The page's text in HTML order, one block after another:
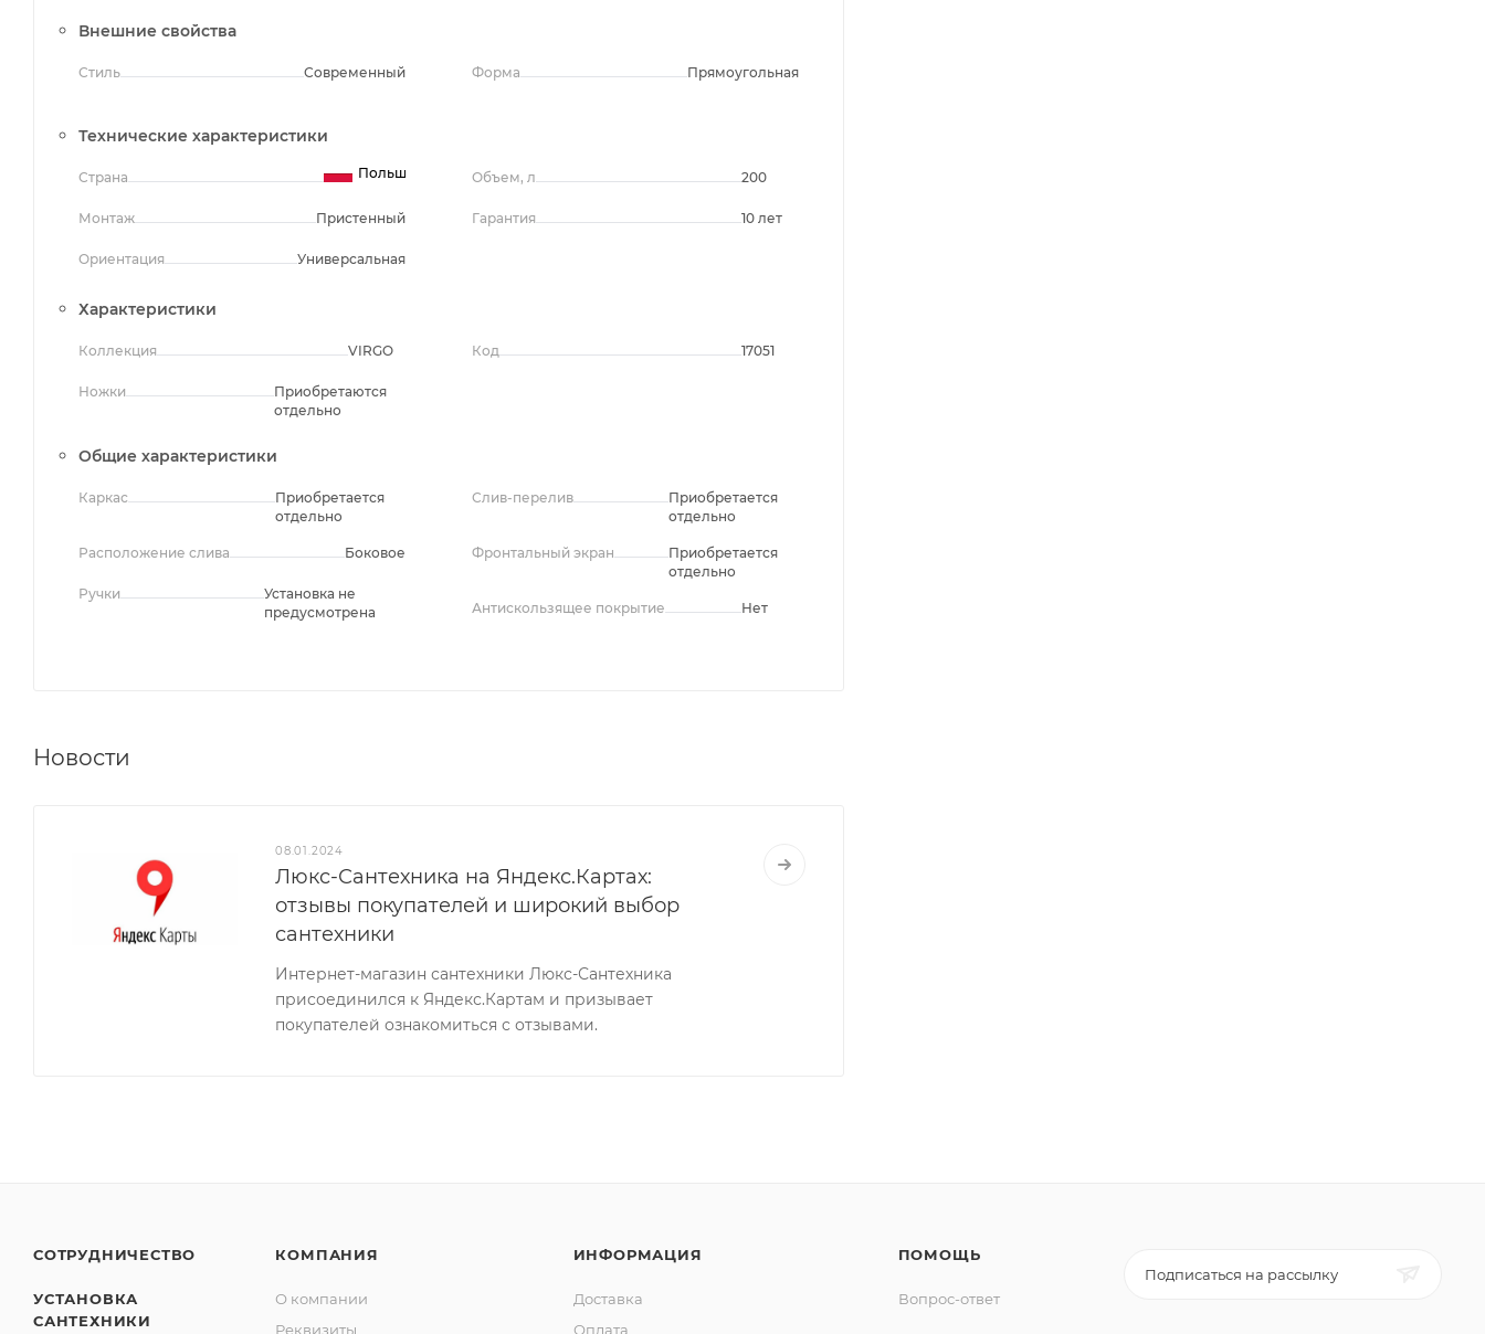
Внешние свойства
Стиль Современный Форма Прямоугольная
Технические характеристики
Страна Польша
Монтаж Пристенный
Ориентация Универсальная
Объем, л 200
Гарантия 10 лет
Характеристики
Коллекция VIRGO
Ножки
Приобретаются
отдельно
Код 17051
Общие характеристики
Каркас
Приобретается
отдельно
Расположение слива Боковое
Ручки
Установка не
предусмотрена
Слив-перелив
Приобретается
отдельно
Фронтальный экран
Приобретается
отдельно
Антискользящее покрытие Нет
Новости
08.01.2024
Люкс-Сантехника на Яндекс.Картах:
отзывы покупателей и широкий выбор
сантехники
Интернет-магазин сантехники Люкс-Сантехника
присоединился к Яндекс.Картам и призывает
покупателей ознакомиться с отзывами.
СОТРУДНИЧЕСТВО
УСТАНОВКА
САНТЕХНИКИ
КОМПАНИЯ
О компании
Реквизиты
ИНФОРМАЦИЯ
Доставка
Оплата
ПОМОЩЬ
Вопрос-ответ
Подписаться на рассылку